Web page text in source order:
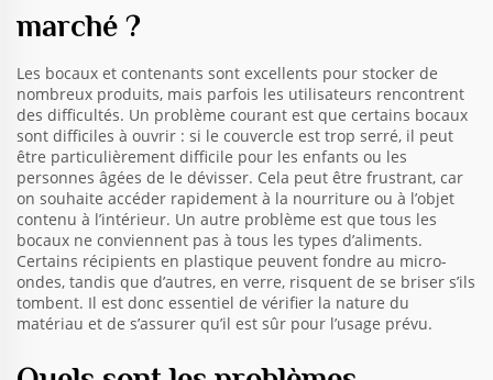
marché ?
Les bocaux et contenants sont excellents pour stocker de
nombreux produits, mais parfois les utilisateurs rencontrent
des difficultés. Un problème courant est que certains bocaux
sont difficiles à ouvrir : si le couvercle est trop serré, il peut
être particulièrement difficile pour les enfants ou les
personnes âgées de le dévisser. Cela peut être frustrant, car
on souhaite accéder rapidement à la nourriture ou à l’objet
contenu à l’intérieur. Un autre problème est que tous les
bocaux ne conviennent pas à tous les types d’aliments.
Certains récipients en plastique peuvent fondre au micro-
ondes, tandis que d’autres, en verre, risquent de se briser s’ils
tombent. Il est donc essentiel de vérifier la nature du
matériau et de s’assurer qu’il est sûr pour l’usage prévu.